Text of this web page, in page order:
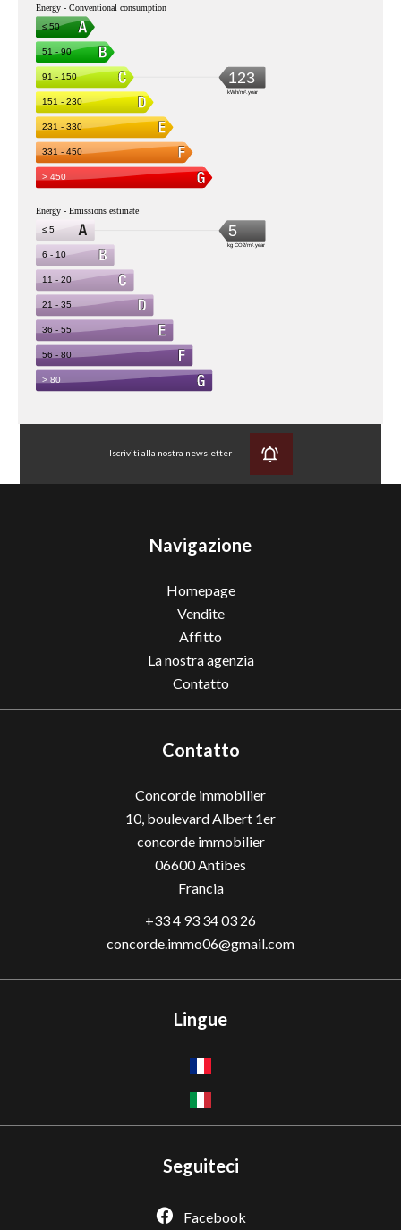
Iscriviti alla nostra newsletter
Navigazione
Homepage
Vendite
Affitto
La nostra agenzia
Contatto
Contatto
Concorde immobilier
10, boulevard Albert 1er
concorde immobilier
06600Antibes
Francia
+33 4 93 34 03 26
concorde.immo06@gmail.com
Lingue
Seguiteci
Facebook